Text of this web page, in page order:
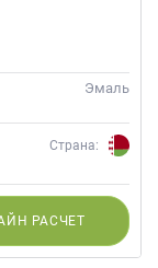
Эмаль
Страна:
РАСЧЕТ